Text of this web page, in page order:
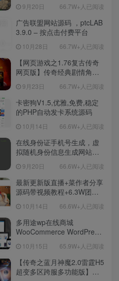
手游-Win服务端源码视频架
设教程-新版GM多功能网页
授权物品后台-九层妖塔-法宠
系统-历练殿堂-尸家重地-GM
直冲网页后台-安卓苹果IOS
双端版本！
9月20日 66.7W+人已阅读
广告联盟网站源码 ，ptcLAB
3.9.0 – 按点击付费平台
10月28日 66.7W+人已阅读
【网页游戏之1.76复古传奇
网页版】传奇经典剧情角色
Win服务端源码视频架设教
程！
9月23日 66.7W+人已阅读
卡密狗V1.5,优雅,免费,稳定
的PHP自动发卡系统源码
10月14日 66.6W+人已阅读
在线身份证手机号生成，虚
拟随机身份信息生成网站源
9月20日 66.6W+人已阅读
最新更新版直播+菜作者分享
源码带视频教程+6.3W团购
【源码+教程】
10月14日 66.6W+人已阅读
多用途wp在线商城
WooCommerce WordPress
10月15日 65.9W+人已阅读
【传奇之蓝月神魔2.0雷霆H5
超变多区跨服多功能版】三